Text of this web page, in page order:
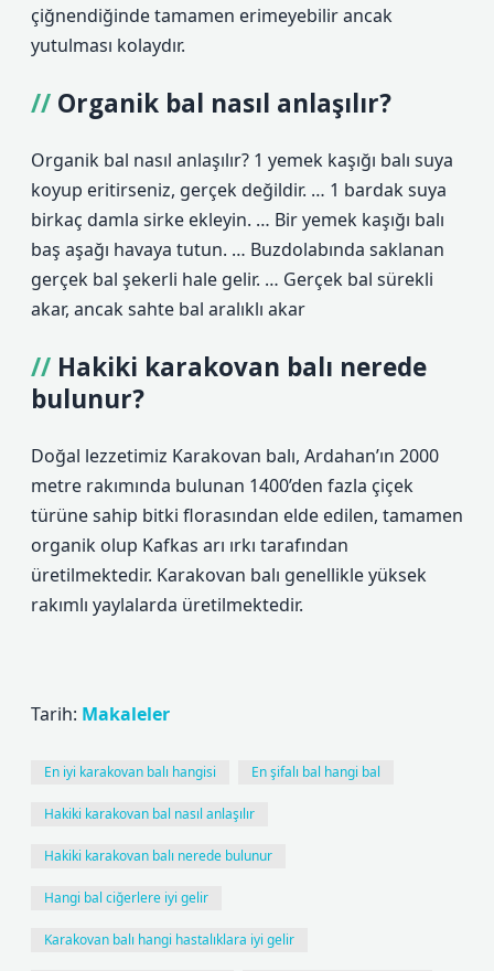
çiğnendiğinde tamamen erimeyebilir ancak
yutulması kolaydır.
Organik bal nasıl anlaşılır?
Organik bal nasıl anlaşılır? 1 yemek kaşığı balı suya
koyup eritirseniz, gerçek değildir. … 1 bardak suya
birkaç damla sirke ekleyin. … Bir yemek kaşığı balı
baş aşağı havaya tutun. … Buzdolabında saklanan
gerçek bal şekerli hale gelir. … Gerçek bal sürekli
akar, ancak sahte bal aralıklı akar
Hakiki karakovan balı nerede
bulunur?
Doğal lezzetimiz Karakovan balı, Ardahan’ın 2000
metre rakımında bulunan 1400’den fazla çiçek
türüne sahip bitki florasından elde edilen, tamamen
organik olup Kafkas arı ırkı tarafından
üretilmektedir. Karakovan balı genellikle yüksek
rakımlı yaylalarda üretilmektedir.
Tarih: Makaleler
En iyi karakovan balı hangisi En şifalı bal hangi bal
Hakiki karakovan bal nasıl anlaşılır
Hakiki karakovan balı nerede bulunur
Hangi bal ciğerlere iyi gelir
Karakovan balı hangi hastalıklara iyi gelir